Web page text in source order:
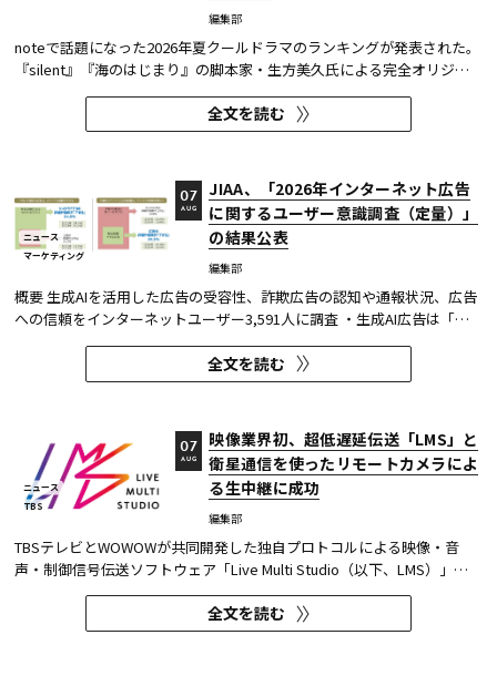
編集部
noteで話題になった2026年夏クールドラマのランキングが発表された。
『silent』『海のはじまり』の脚本家・生方美久氏による完全オリジナ
ル作品で、蒼井優が18年ぶりに地上波連続ドラマの主演を務めた『Tシ
ャツが乾くまで』が第1位に輝いた。 また今回、Netflixの『ガス人間』
が3位にランクイン。春クールの『九条の大罪』に続き、2クール...
全文を読む
ニュース
マーケティング
JIAA、「2026年インターネット広告
に関するユーザー意識調査（定量）」
の結果公表
編集部
07
AUG
概要 生成AIを活用した広告の受容性、詐欺広告の認知や通報状況、広告
への信頼をインターネットユーザー3,591人に調査 ・生成AI広告は「条
件が整えば活用してよい」が52.0%。AI活用の明示や権利処理など、透
明性への配慮が受容の前提になる。 ・詐欺広告は各タイプとも70％の認
知があり、過去1年以内の接触経験は10～20％台。一方、通報経...
全文を読む
ニュース
TBS
映像業界初、超低遅延伝送「LMS」と
衛星通信を使ったリモートカメラによ
る生中継に成功
編集部
07
AUG
TBSテレビとWOWOWが共同開発した独自プロトコルによる映像・音
声・制御信号伝送ソフトウェア「Live Multi Studio（以下、LMS）」
が、JCOM株式会社（以下、J:COM）の生中継の特別番組に採用され
た。2026年6月16日にJ:COMが放送した『北海道神宮例祭 神輿渡御』に
おいて、J:COMチャンネル（※1）、地域情報アプリ「ど・ろーかる」
全文を読む